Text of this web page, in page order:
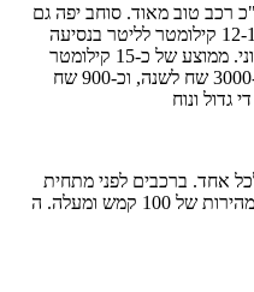
3 שנים, סה"כ רכב טוב מאוד. סוחב יפה גם
עם 4 מבוגרים. צריכת דלק טובה עם 12-13 קילומטר לליטר בנסיעה
עירונית וכ-18 קילומטר לליטר בבין עירוני. ממוצע של כ-15 קילומטר
לליטר. הביטוח (מקיף וחובה) עלה לי כ-3000 שח לשנה, וכ-900 שח
גדול ונוח
אחד. ברכבים לפני מתחית
קמש ומעלה. ה